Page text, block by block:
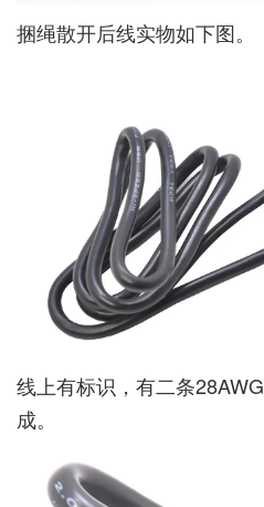
捆绳散开后线实物如下图。
线上有标识，有二条
成。